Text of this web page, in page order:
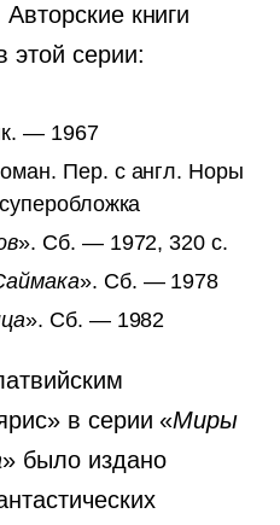
книги
этой серии:
— 1967
Пер. с англ. Норы
». Сб. — 1972, 320 с.
». Сб. — 1978
». Сб. — 1982
в серии «Миры
» было издано